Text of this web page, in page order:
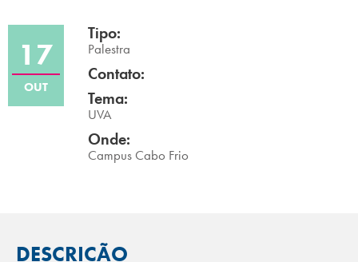
Atendimento (21) 2574 8888
Conclua sua Matrícula
INSCREVA-SE
17
OUT
Tipo:
Palestra
Contato:
Tema:
UVA
Onde:
Campus Cabo Frio
DESCRIÇÃO